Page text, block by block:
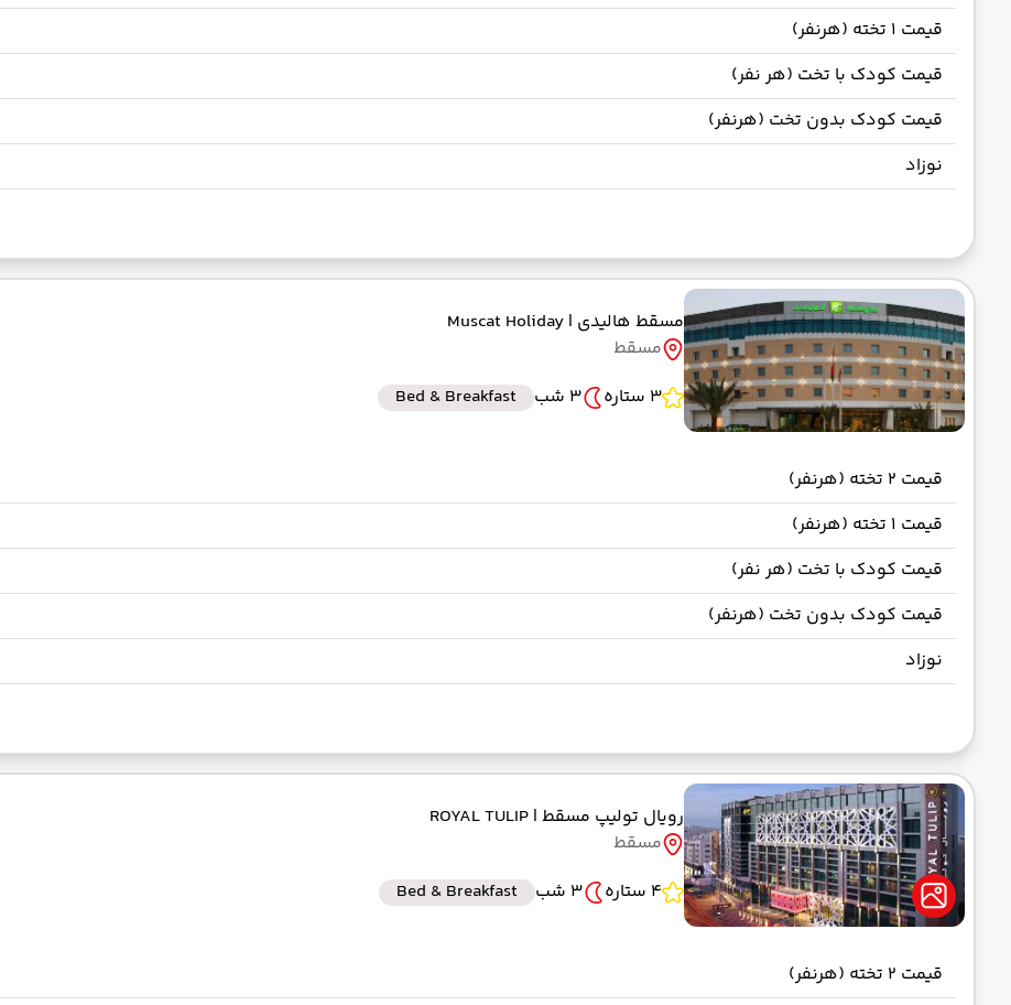
قیمت 1 تخته (هرنفر)
قیمت کودک با تخت (هر نفر)
قیمت کودک بدون تخت (هرنفر)
نوزاد
مسقط هالیدی | Muscat Holiday
مسقط
3 ستاره
3 شب Bed & Breakfast
قیمت 2 تخته (هرنفر)
قیمت 1 تخته (هرنفر)
قیمت کودک با تخت (هر نفر)
قیمت کودک بدون تخت (هرنفر)
نوزاد
رویال تولیپ مسقط | ROYAL TULIP
مسقط
4 ستاره
3 شب Bed & Breakfast
قیمت 2 تخته (هرنفر)